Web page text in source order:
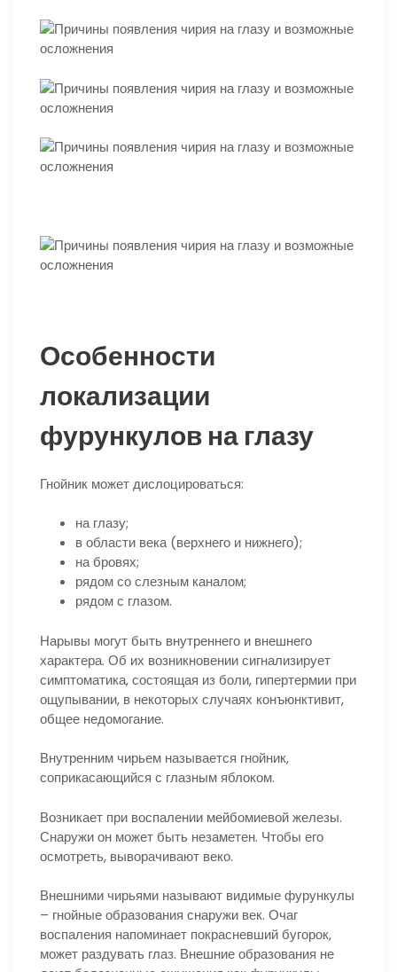
Особенности
локализации
фурункулов на глазу
Гнойник может дислоцироваться:
на глазу;
в области века (верхнего и нижнего);
на бровях;
рядом со слезным каналом;
рядом с глазом.
Нарывы могут быть внутреннего и внешнего
характера. Об их возникновении сигнализирует
симптоматика, состоящая из боли, гипертермии при
ощупывании, в некоторых случаях конъюнктивит,
общее недомогание.
Внутренним чирьем называется гнойник,
соприкасающийся с глазным яблоком.
Возникает при воспалении мейбомиевой железы.
Снаружи он может быть незаметен. Чтобы его
осмотреть, выворачивают веко.
Внешними чирьями называют видимые фурункулы
– гнойные образования снаружи век. Очаг
воспаления напоминает покрасневший бугорок,
может раздувать глаз. Внешние образования не